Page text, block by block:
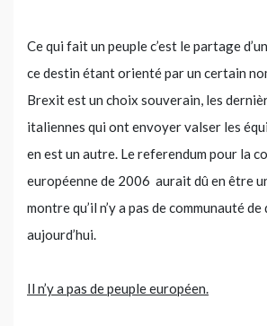
Ce qui fait un peuple c’est le partage
ce destin étant orienté par un certain
Brexit est un choix souverain, les
italiennes qui ont envoyer valser les
en est un autre. Le referendum pour la
européenne de 2006 aurait dû en être
montre qu’il n’y a pas de communauté
aujourd’hui.
Il n’y a pas de peuple européen.